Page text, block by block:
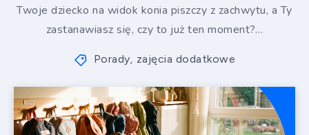
Twoje dziecko na widok konia piszczy z zachwytu, a Ty
zastanawiasz się, czy to już ten moment?…
Porady, zajęcia dodatkowe